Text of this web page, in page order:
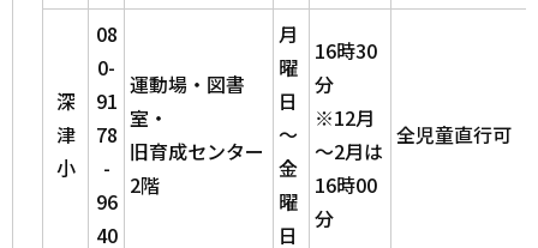
深
津
小
08
0-
91
78
-
96
40
運動場・図書
室・
旧育成センター
2階
月
曜
日
～
金
曜
日
16時30
分
※12月
～2月は
16時00
分
全児童直行可